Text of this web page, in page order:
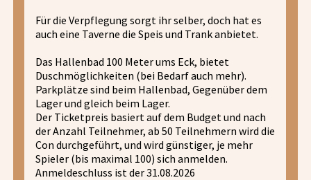
Für die Verpflegung sorgt ihr selber, doch hat es
auch eine Taverne die Speis und Trank anbietet.
Das Hallenbad 100 Meter ums Eck, bietet
Duschmöglichkeiten (bei Bedarf auch mehr).
Parkplätze sind beim Hallenbad, Gegenüber dem
Lager und gleich beim Lager.
Der Ticketpreis basiert auf dem Budget und nach
der Anzahl Teilnehmer, ab 50 Teilnehmern wird die
Con durchgeführt, und wird günstiger, je mehr
Spieler (bis maximal 100) sich anmelden.
Anmeldeschluss ist der 31.08.2026